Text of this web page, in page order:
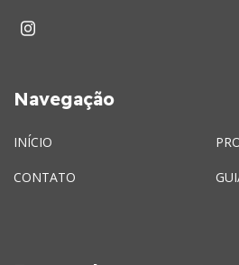
Navegação
INÍCIO
CONTATO